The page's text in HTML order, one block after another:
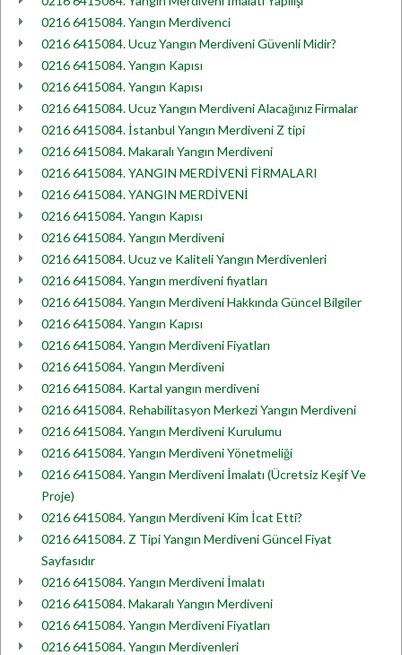
0216 6415084. Yangın Merdivenci
0216 6415084. Ucuz Yangın Merdiveni Güvenli Midir?
0216 6415084. Yangın Kapısı
0216 6415084. Yangın Kapısı
0216 6415084. Ucuz Yangın Merdiveni Alacağınız Firmalar
0216 6415084. İstanbul Yangın Merdiveni Z tipi
0216 6415084. Makaralı Yangın Merdiveni
0216 6415084. YANGIN MERDİVENİ FİRMALARI
0216 6415084. YANGIN MERDİVENİ
0216 6415084. Yangın Kapısı
0216 6415084. Yangın Merdiveni
0216 6415084. Ucuz ve Kaliteli Yangın Merdivenleri
0216 6415084. Yangın merdiveni fiyatları
0216 6415084. Yangın Merdiveni Hakkında Güncel Bilgiler
0216 6415084. Yangın Kapısı
0216 6415084. Yangın Merdiveni Fiyatları
0216 6415084. Yangın Merdiveni
0216 6415084. Kartal yangın merdiveni
0216 6415084. Rehabilitasyon Merkezi Yangın Merdiveni
0216 6415084. Yangın Merdiveni Kurulumu
0216 6415084. Yangın Merdiveni Yönetmeliği
0216 6415084. Yangın Merdiveni İmalatı (Ücretsiz Keşif Ve
Proje)
0216 6415084. Yangın Merdiveni Kim İcat Etti?
0216 6415084. Z Tipi Yangın Merdiveni Güncel Fiyat
Sayfasıdır
0216 6415084. Yangın Merdiveni İmalatı
0216 6415084. Makaralı Yangın Merdiveni
0216 6415084. Yangın Merdiveni Fiyatları
0216 6415084. Yangın Merdivenleri